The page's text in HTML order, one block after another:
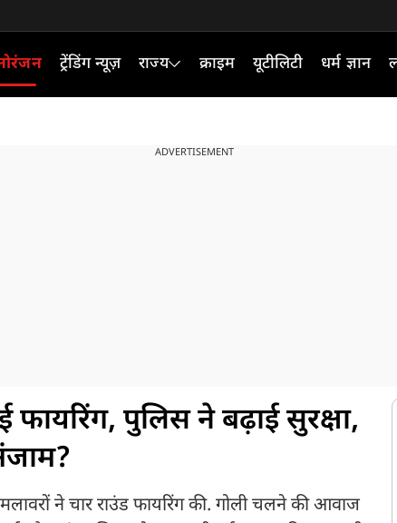
ट्रेंडिंग न्यूज़ राज्य क्राइम यूटीलिटी धर्म ज्ञान
ADVERTISEMENT
फायरिंग, पुलिस ने बढ़ाई सुरक्षा,
ने चार राउंड फायरिंग की. गोली चलने की आवाज